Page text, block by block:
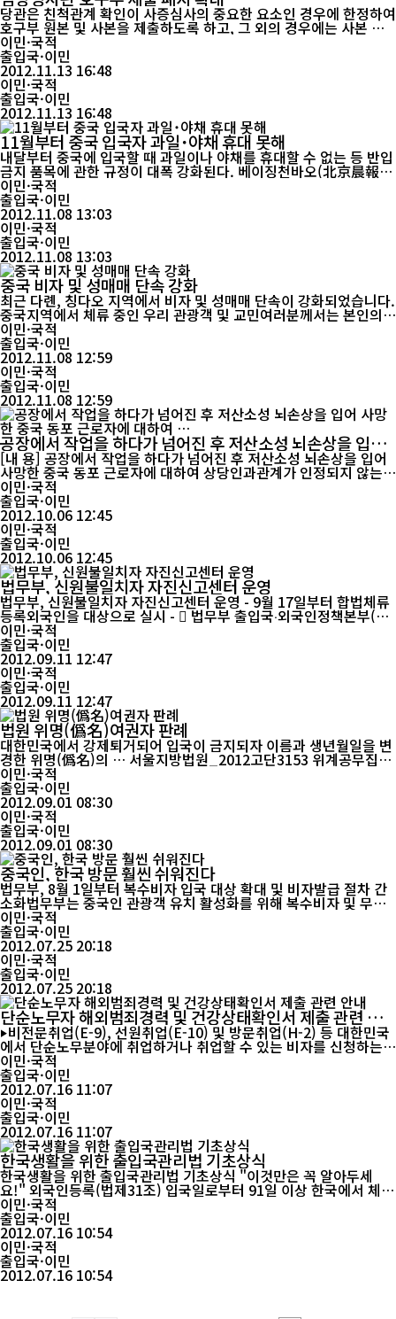
당관은 친척관계 확인이 사증심사의 중요한 요소인 경우에 한정하여
호구부 원본 및 사본을 제출하도록 하고, 그 외의 경우에는 사본 제
출도 전면 폐지할 예정임을 알려드립니다. ○ 호구부 원본 제출 대상
- 단기방문(C-3) ․ 단기 친척 방문, 가족 사망, 국민의 배우자 및 자
녀, 국적취득자의 가족 ․ 독립유공자 후손 ․ 가족 단위 관광객 ․ 국내
체류동포의 만 19세 이상 만 25세 미만 자...
이민·국적
출입국·이민
2012.11.13 16:48
이민·국적
출입국·이민
2012.11.13 16:48
11월부터 중국 입국자 과일˙야채 휴대 못해
내달부터 중국에 입국할 때 과일이나 야채를 휴대할 수 없는 등 반입
금지 품목에 관한 규정이 대폭 강화된다. 베이징천바오(北京晨報) 2
8일 보도에 따르면 다음달 1일부터 시행되는 중국 국가질검총국의
‘출입국자휴대품검역관리조치’에 따라 중국 입국자는 어떤 신선 과
일이나 야채도 반입할 수 없게 된다. 애완동물 반입에 대한 규정도
대폭 강화, 개와 고양이외의 애완 동물에 대한 반입은 일체 불허하며
개와 고양이...
이민·국적
출입국·이민
2012.11.08 13:03
이민·국적
출입국·이민
2012.11.08 13:03
중국 비자 및 성매매 단속 강화
최근 다롄, 칭다오 지역에서 비자 및 성매매 단속이 강화되었습니다.
중국지역에서 체류 중인 우리 관광객 및 교민여러분께서는 본인의
체류비자를 확인하시고 성매매 등 불미스러운 일에 연루되지 않도록
적극 협조해 주실 것을 당부 드립니다. ※ 중국의 성매매 관련 처벌
법률 - 중화인민공화국 형법: (제301조) 집단혼음행위를 주도하거
나 수차례 참가한 자는 5년 이하의 징역에 처함. - 중화인민공화국
치안관리...
이민·국적
출입국·이민
2012.11.08 12:59
이민·국적
출입국·이민
2012.11.08 12:59
공장에서 작업을 하다가 넘어진 후 저산소성 뇌손상을 입어
사망한 중국 동포 근로자에 대하여 …
[내 용] 공장에서 작업을 하다가 넘어진 후 저산소성 뇌손상을 입어
사망한 중국 동포 근로자에 대하여 상당인과관계가 인정되지 않는다
는 요양불승인처분에 대하여 사고 직후에 망인이 의식을 잃은 사정
에 비추어 작업 중 사고로 인한 외상성쇼크에 의하여 심장마비 또는
호흡마비가 유발되어 외상성 뇌손상이 발생한 것으로 보아 상당인과
관계가 있는 업무상 재해에 해당하므로 요양불승인처분을 취소한 사
례. [주 문] 1. 피...
이민·국적
출입국·이민
2012.10.06 12:45
이민·국적
출입국·이민
2012.10.06 12:45
법무부, 신원불일치자 자진신고센터 운영
법무부, 신원불일치자 자진신고센터 운영 - 9월 17일부터 합법체류
등록외국인을 대상으로 실시 -  법무부 출입국‧외국인정책본부(본
부장 이창세)는 전국 체류지출입국관리사무소(출장소 제외)에 ’12.
9.17.～’12.11.30.(75일 간) 한시적으로『신원불일치자 자진신고
센터』를 운영하기로 하였습니다.  이번 조치는 ’12.1.1.부터 입국
외국인에 대한 지문‧얼굴정보확인제도 시행으로 신원불일...
이민·국적
출입국·이민
2012.09.11 12:47
이민·국적
출입국·이민
2012.09.11 12:47
법원 위명(僞名)여권자 판례
대한민국에서 강제퇴거되어 입국이 금지되자 이름과 생년월일을 변
경한 위명(僞名)의 … 서울지방법원_2012고단3153 위계공무집행
방해 - 2012. 8. 10. [내 용]대한민국에서 강제퇴거되어 입국이 금지
되자 이름과 생년월일을 변경한 위명(僞名)의 호구부, 중국 여권을
발급받고, 이를 근거로 사증을 발급받아 대한민국에 입국한 피고인
들에 대하여 실형을 선고한 사안(2012고단3153 위계공무집행방
해).피고인들은 대한민국...
이민·국적
출입국·이민
2012.09.01 08:30
이민·국적
출입국·이민
2012.09.01 08:30
중국인, 한국 방문 훨씬 쉬워진다
법무부, 8월 1일부터 복수비자 입국 대상 확대 및 비자발급 절차 간
소화법무부는 중국인 관광객 유치 활성화를 위해 복수비자 및 무비
자 입국대상을 확대하고, 비자발급 절차를 획기적으로 간소화하는
방안을 마련하여 8월1일부터 시행할 예정이다.법무부가 기획재정
부, 외교통상부, 지식경제부, 한국관광공사 등 관계부처 협의를 통해
마련한 비자제도 개선안의 주요 내용은 다음과 같다.첫째, 복수비자
의 발...
이민·국적
출입국·이민
2012.07.25 20:18
이민·국적
출입국·이민
2012.07.25 20:18
단순노무자 해외범죄경력 및 건강상태확인서 제출 관련 안
내
‣비전문취업(E-9), 선원취업(E-10) 및 방문취업(H-2) 등 대한민국
에서 단순노무분야에 취업하거나 취업할 수 있는 비자를 신청하는
사람은 2012년 8월 1일 부터 국적국의 권한 있는 기관이 발행한 범
죄경력증명서와 자필로 기재한 건강상태확인서를 제출하여야 합니
다. ‣또한, 국내 입국하여 외국인등록을 할 때에도 2012년 8월 1일
부터는 외국인등록 신청 시에 법무부 지정병원에서 발급한 건강진단
서를 제출하...
이민·국적
출입국·이민
2012.07.16 11:07
이민·국적
출입국·이민
2012.07.16 11:07
한국생활을 위한 출입국관리법 기초상식
한국생활을 위한 출입국관리법 기초상식 "이것만은 꼭 알아두세
요!" 외국인등록(법제31조) 입국일로부터 91일 이상 한국에서 체류
하고자 하는 외국인은 90일 이전에 주소지 관할 출입국관리사무소
에서 외국인등록을 하여야 합니다. ※ 위반 시 법제95조 제7호에 따
라 20만원∼1,000만원의 범칙금이 부과되며, 강제퇴거될 수 있습니
다. 체류자격외 활동(법제20조) 외국인이 원래의 체류자격에 해당
하는 활동과 병행하...
이민·국적
출입국·이민
2012.07.16 10:54
이민·국적
출입국·이민
2012.07.16 10:54